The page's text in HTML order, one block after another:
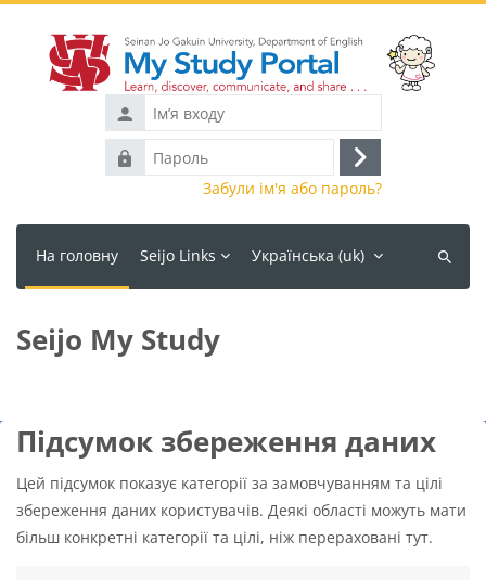
Ім’я
входу
Пароль
Увійти
Забули ім'я або пароль?
На головну Seijo Links Українська ‎(uk)‎
Пошук
курсів
Seijo My Study
Підсумок збереження даних
Цей підсумок показує категорії за замовчуванням та цілі
збереження даних користувачів. Деякі області можуть мати
більш конкретні категорії та цілі, ніж перераховані тут.